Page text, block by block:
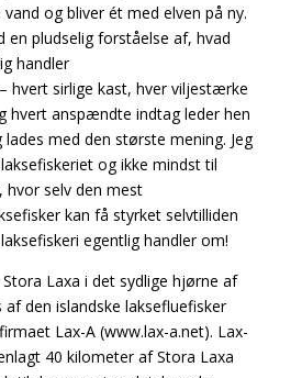
og bliver ét med elven på ny.
en pludselig forståelse af, hvad
handler
hvert sirlige kast, hver viljestærke
hvert anspændte indtag leder hen
lades med den største mening. Jeg
og ikke mindst til
hvor selv den mest
kan få styrket selvtilliden
egentlighandler om!
Stora Laxa i det sydlige hjørne af
afden islandske laksefluefisker
Lax-A (www.lax-a.net). Lax-
40 kilometer af Stora Laxa